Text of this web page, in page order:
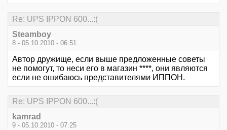
Re: UPS IPPON 600...:(
Steamboy
8 - 05.10.2010 - 06:51
Автор дружище, если выше предложенные советы
не помогут, то неси его в магазин ****, они являются
если не ошибаюсь представителями ИППОН.
Re: UPS IPPON 600...:(
kamrad
9 - 05.10.2010 - 07:25